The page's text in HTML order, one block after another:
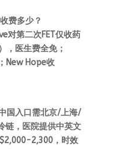
费多少？
对第二次FET仅收药
，医生费全免；
New Hope收
国入口需北京/上海/
链，医院提供中英文
2,300，时效